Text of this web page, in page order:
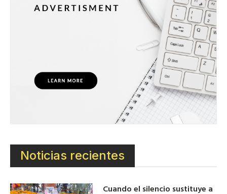
Noticias recientes
Cuando el silencio sustituye a